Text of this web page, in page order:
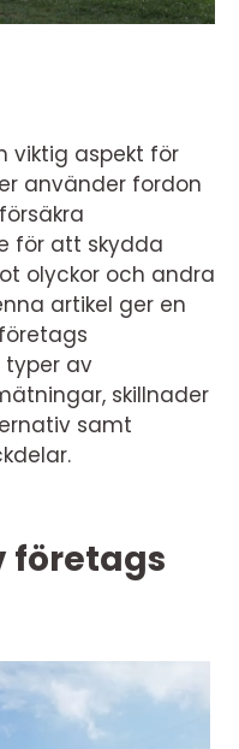
viktig aspekt för
använder fordon
för att skydda
olyckor och andra
artikel ger en
typer av
skillnader
samt
företags